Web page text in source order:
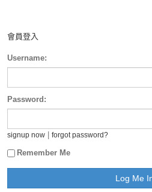
會員登入
Username:
Password:
signup now forgot password?
Remember Me